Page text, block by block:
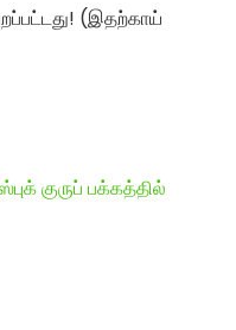
(இதற்காய்
குருப் பக்கத்தில்